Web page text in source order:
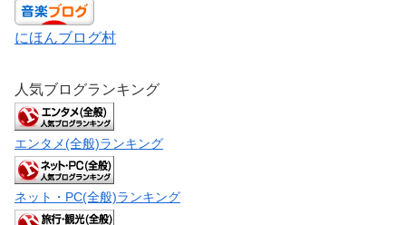
にほんブログ村
人気ブログランキング
エンタメ(全般)ランキング
ネット・PC(全般)ランキング